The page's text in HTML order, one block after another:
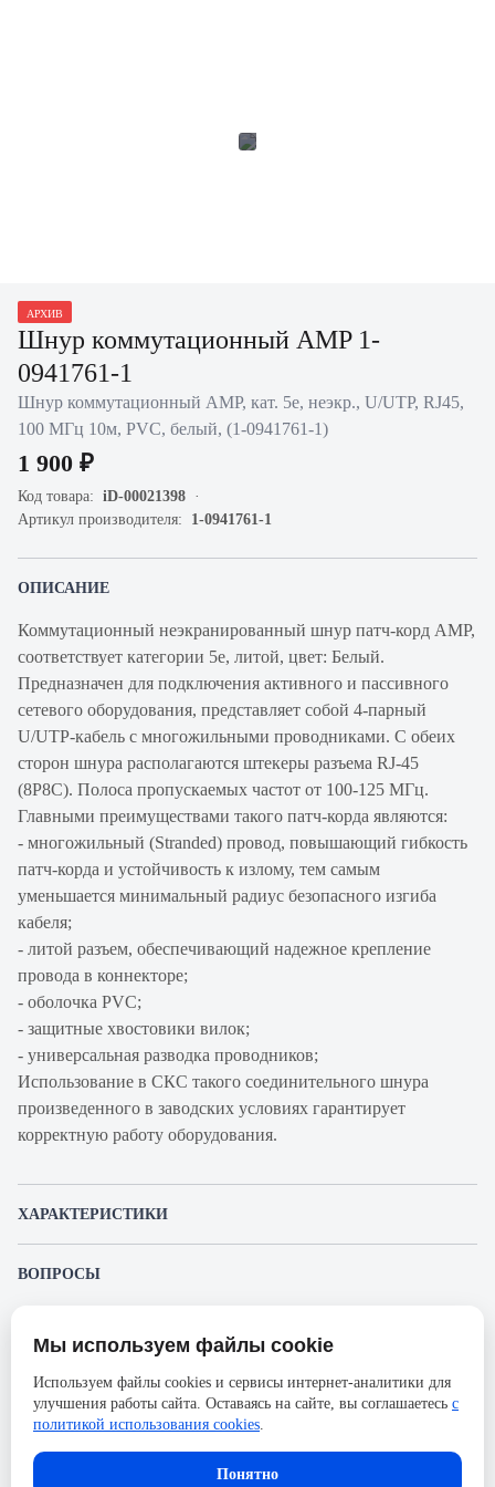
АРХИВ
Шнур коммутационный AMP 1-
0941761-1
Шнур коммутационный AMP, кат. 5е, неэкр., U/UTP, RJ45,
100 МГц 10м, PVC, белый, (1-0941761-1)
1 900 ₽
Код товара: iD-00021398
Артикул производителя: 1-0941761-1
ОПИСАНИЕ
Коммутационный неэкранированный шнур патч-корд AMP,
cоответствует категории 5e, литой, цвет: Белый.
Предназначен для подключения активного и пассивного
сетевого оборудования, представляет собой 4-парный
U/UTP-кабель с многожильными проводниками. С обеих
сторон шнура располагаются штекеры разъема RJ-45
(8P8C). Полоса пропускаемых частот от 100-125 МГц.
Главными преимуществами такого патч-корда являются:
- многожильный (Stranded) провод, повышающий гибкость
патч-корда и устойчивость к излому, тем самым
уменьшается минимальный радиус безопасного изгиба
кабеля;
- литой разъем, обеспечивающий надежное крепление
провода в коннекторе;
- оболочка PVC;
- защитные хвостовики вилок;
- универсальная разводка проводников;
Использование в СКС такого соединительного шнура
произведенного в заводских условиях гарантирует
корректную работу оборудования.
ХАРАКТЕРИСТИКИ
Производитель
Категория
Оболочка
Длина, м
10
ВОПРОСЫ
Пожалуйста, авторизуйтесь, чтобы иметь
возможность оставлять вопросы.
Представленные изображения и характеристики могут отличаться от реального
без предварительного уведомления. Компания АйДистрибьют не несёт
ответственности в случае не соответствия текущей модели товаров фотографиям,
размещённым в карточке товара.
Мы используем файлы cookie
Используем файлы cookies и сервисы интернет-аналитики для
улучшения работы сайта. Оставаясь на сайте, вы соглашаетесь с
политикой использования cookies.
Понятно